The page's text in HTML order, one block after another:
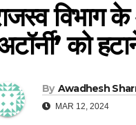
विभाग
को
By Awadhesh
MAR 12, 2024